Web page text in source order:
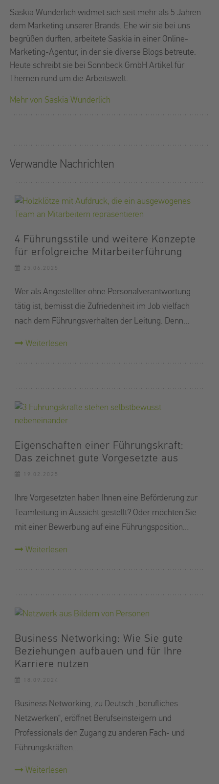
Saskia Wunderlich widmet sich seit mehr als 5 Jahren
dem Marketing unserer Brands. Ehe wir sie bei uns
begrüßen durften, arbeitete Saskia in einer Online-
Marketing-Agentur, in der sie diverse Blogs betreute.
Heute schreibt sie bei Sonnbeck GmbH Artikel für
Themen rund um die Arbeitswelt.
Mehr von Saskia Wunderlich
Verwandte Nachrichten
4 Führungsstile und weitere Konzepte
für erfolgreiche Mitarbeiterführung
25.06.2025
Wer als Angestellter ohne Personalverantwortung
tätig ist, bemisst die Zufriedenheit im Job vielfach
nach dem Führungsverhalten der Leitung. Denn…
Weiterlesen
Eigenschaften einer Führungskraft:
Das zeichnet gute Vorgesetzte aus
19.02.2025
Ihre Vorgesetzten haben Ihnen eine Beförderung zur
Teamleitung in Aussicht gestellt? Oder möchten Sie
mit einer Bewerbung auf eine Führungsposition…
Weiterlesen
Business Networking: Wie Sie gute
Beziehungen aufbauen und für Ihre
Karriere nutzen
18.09.2024
Business Networking, zu Deutsch „berufliches
Netzwerken“, eröffnet Berufseinsteigern und
Professionals den Zugang zu anderen Fach- und
Führungskräften…
Weiterlesen